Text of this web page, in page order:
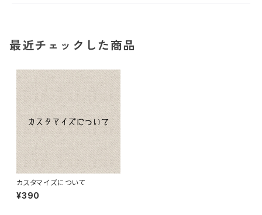
最近チェックした商品
カスタマイズについて
¥390